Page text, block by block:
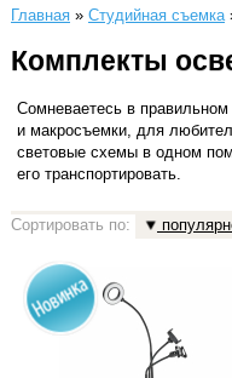
Главная » Студийная съемка
Комплекты
Сомневаетесь в
и макросъемки, для
световые схемы в одном
его транспортировать.
Сортировать по: